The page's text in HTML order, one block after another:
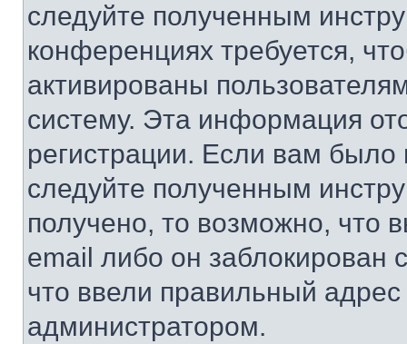
следуйте полученным
конференциях требуется,
активированы
систему. Эта информация
регистрации. Если вам
следуйте полученным
получено, то возможно, что
email либо он
что ввели правильный адрес
администратором.